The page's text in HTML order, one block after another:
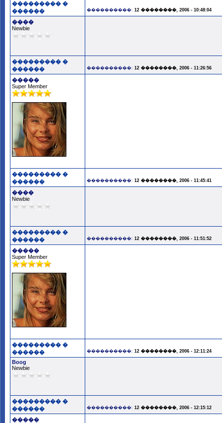
��������� �
������
����������: 12 ��������, 2006 - 10:48:04
����
Newbie
��������� �
������
����������: 12 ��������, 2006 - 11:26:56
�����
Super Member
��������� �
������
����������: 12 ��������, 2006 - 11:45:41
����
Newbie
��������� �
������
����������: 12 ��������, 2006 - 11:51:52
�����
Super Member
��������� �
������
����������: 12 ��������, 2006 - 12:11:24
Boog
Newbie
��������� �
������
����������: 12 ��������, 2006 - 12:15:12
�����